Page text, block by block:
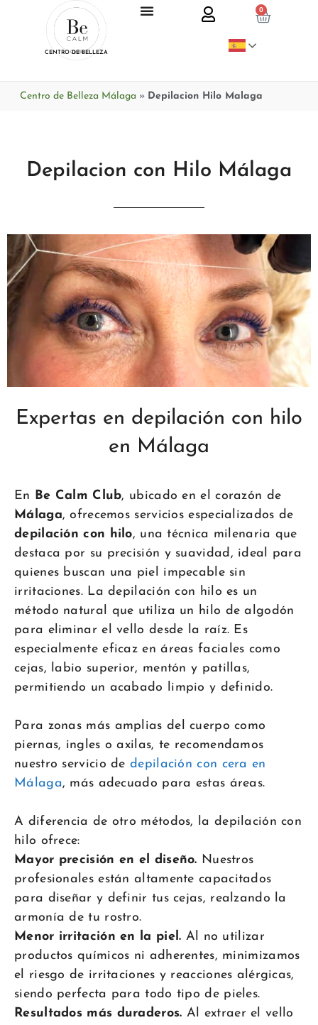
CENTRO DE BELLEZA
0
Centro de Belleza Málaga » Depilacion Hilo Malaga
Depilacion con Hilo Málaga
Expertas en depilación con hilo
en Málaga
En Be Calm Club, ubicado en el corazón de
Málaga, ofrecemos servicios especializados de
depilación con hilo, una técnica milenaria que
destaca por su precisión y suavidad, ideal para
quienes buscan una piel impecable sin
irritaciones. La depilación con hilo es un
método natural que utiliza un hilo de algodón
para eliminar el vello desde la raíz. Es
especialmente eficaz en áreas faciales como
cejas, labio superior, mentón y patillas,
permitiendo un acabado limpio y definido.
Para zonas más amplias del cuerpo como
piernas, ingles o axilas, te recomendamos
nuestro servicio de depilación con cera en
Málaga, más adecuado para estas áreas.
A diferencia de otro métodos, la depilación con
hilo ofrece:
Mayor precisión en el diseño. Nuestros
profesionales están altamente capacitados
para diseñar y definir tus cejas, realzando la
armonía de tu rostro.
Menor irritación en la piel. Al no utilizar
productos químicos ni adherentes, minimizamos
el riesgo de irritaciones y reacciones alérgicas,
siendo perfecta para todo tipo de pieles.
Resultados más duraderos. Al extraer el vello